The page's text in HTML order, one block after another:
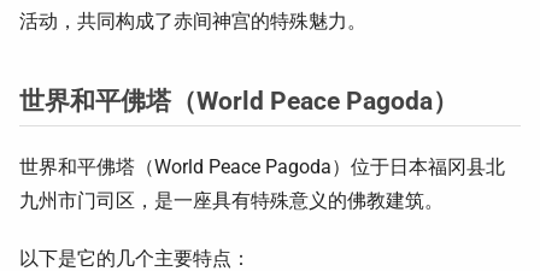
活动，共同构成了赤间神宫的特殊魅力。
世界和平佛塔（World Peace Pagoda）
世界和平佛塔（World Peace Pagoda）位于日本福冈县北
九州市门司区，是一座具有特殊意义的佛教建筑。
以下是它的几个主要特点：